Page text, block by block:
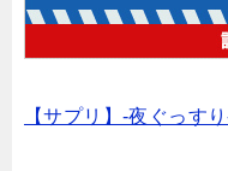
【サプリ】-夜ぐっす